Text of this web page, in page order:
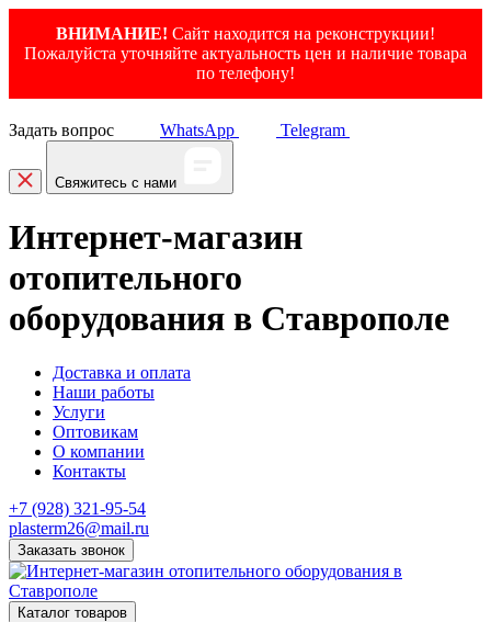
ВНИМАНИЕ! Сайт находится на реконструкции!
Пожалуйста уточняйте актуальность цен и наличие товара
по телефону!
Задать вопрос WhatsApp Telegram
Свяжитесь с нами
Интернет-магазин
отопительного
оборудования в Ставрополе
Доставка и оплата
Наши работы
Услуги
Оптовикам
О компании
Контакты
+7 (928) 321-95-54
plasterm26@mail.ru
Заказать звонок
Каталог товаров